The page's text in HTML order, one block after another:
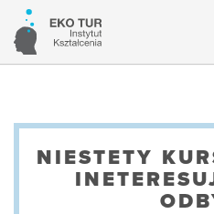
NIESTETY